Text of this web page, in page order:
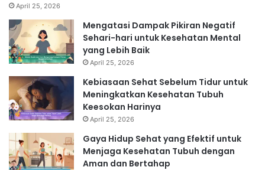
April 25, 2026
Mengatasi Dampak Pikiran Negatif
Sehari-hari untuk Kesehatan Mental
yang Lebih Baik
April 25, 2026
Kebiasaan Sehat Sebelum Tidur untuk
Meningkatkan Kesehatan Tubuh
Keesokan Harinya
April 25, 2026
Gaya Hidup Sehat yang Efektif untuk
Menjaga Kesehatan Tubuh dengan
Aman dan Bertahap